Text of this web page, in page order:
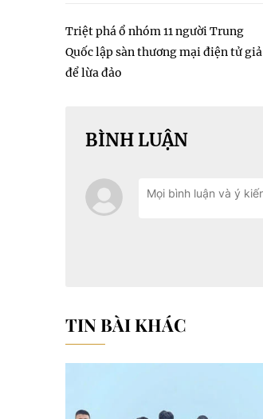
Triệt phá ổ nhóm 11 người Trung
Quốc lập sàn thương mại điện tử giả
để lừa đảo
BÌNH LUẬN
TIN BÀI KHÁC